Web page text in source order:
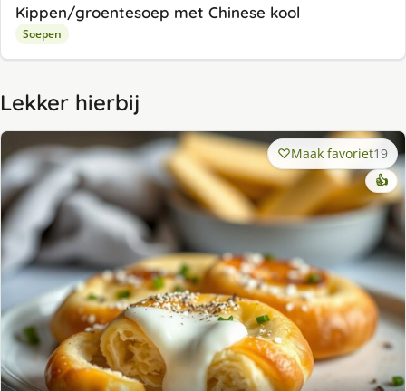
Kippen/groentesoep met Chinese kool
Soepen
Lekker hierbij
Maak favoriet19
👍